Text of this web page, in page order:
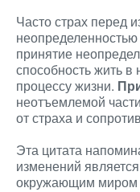
Часто страх перед
принятие
способность жить
процессу жизни.
неотъемлемой
от страха и
Эта цитата
изменений
окружающим миром